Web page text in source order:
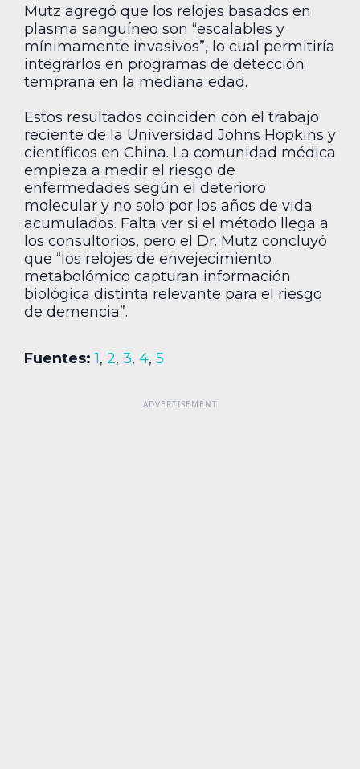
Mutz agregó que los relojes basados en
plasma sanguíneo son “escalables y
mínimamente invasivos”, lo cual permitiría
integrarlos en programas de detección
temprana en la mediana edad.
Estos resultados coinciden con el trabajo
reciente de la Universidad Johns Hopkins y
científicos en China. La comunidad médica
empieza a medir el riesgo de
enfermedades según el deterioro
molecular y no solo por los años de vida
acumulados. Falta ver si el método llega a
los consultorios, pero el Dr. Mutz concluyó
que “los relojes de envejecimiento
metabolómico capturan información
biológica distinta relevante para el riesgo
de demencia”.
Fuentes: 1, 2, 3, 4, 5